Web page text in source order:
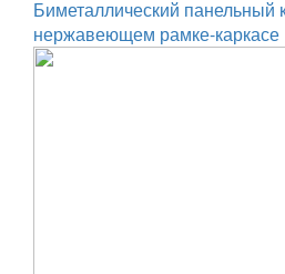
Биметаллический панельный
нержавеющем рамке-каркасе